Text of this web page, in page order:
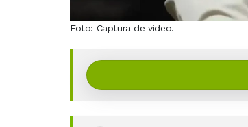
Foto: Captura de video.